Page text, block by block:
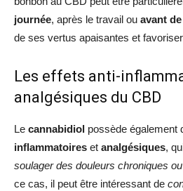
journée, après le travail ou avant
de ses vertus apaisantes et
Les effets anti-
analgésiques du CBD
Le cannabidiol possède également
inflammatoires et analgésiques,
soulager des douleurs chroniques
ce cas, il peut être intéressant de